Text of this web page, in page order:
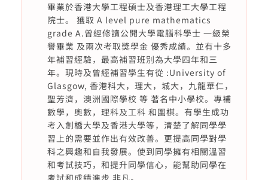
畢業於香港大學工程碩士及香港理工大學工程
院士。 獲取 A level pure mathematics
grade A.曾經修讀公開大學電腦科學士 一級榮
譽畢業 及兩次考取獎學金 優秀成績。並有十多
年補習經驗，最高補習班別為大學四年和三
年。現時及曾經補習學生有從 :University of
Glasgow, 香港科大，理大，城大，九龍華仁，
聖芳濟，澳洲國際學校 等 著名中小學校。專補
數學，奧數，理科及工科 和圍棋。有學生成功
考入劍橋大學及香港大學等，清楚了解同學學
習上的需要並作出有效改善。更提高同學對學
科之興趣和自我發展。使到同學擁有相關溫習
和考試技巧，和提升同學信心，能幫助同學在
考試和成績進步 非凡。